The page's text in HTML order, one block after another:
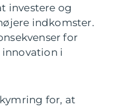
investere og
indkomster.
for
i
for, at